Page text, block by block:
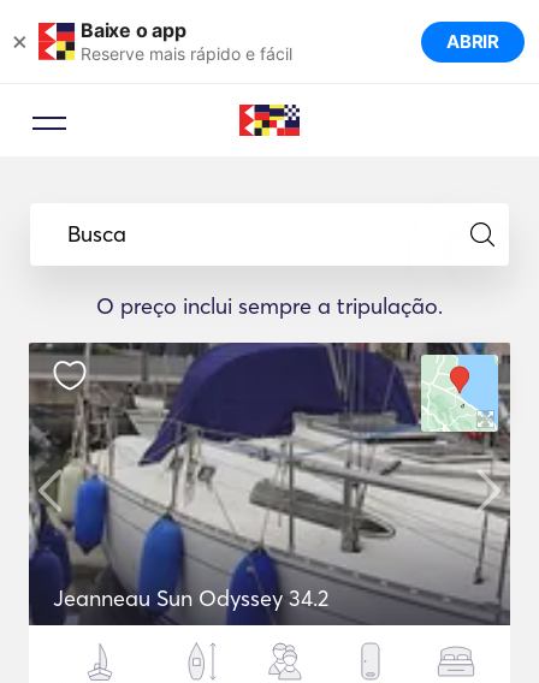
× Baixe o app
Reserve mais rápido e fácil ABRIR
Busca
O preço inclui sempre a tripulação.
Jeanneau Sun Odyssey 34.2